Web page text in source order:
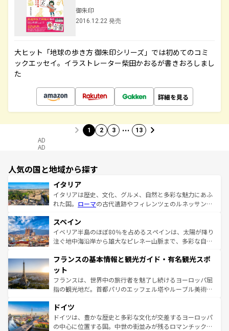
御朱印
2016.12.22 発売
大ヒット「地球の歩き方 御朱印シリーズ」では初めてのコミ
ックエッセイ。イラストレーター柴田かおるが書きおろしまし
た
詳細を見る
1 2 3 … 13
AD
AD
人気の国と地域から探す
イタリア
イタリアは歴史、文化、グルメ、自然と多彩な魅力にあふ
れた国。 ローマの古代遺跡やフィレンツェのルネッサンス
ろん、トスカーナの美しい田園風景やアマルフィ海岸の絶
景など、自然景観も見逃せない。観光の合間には、本場の
ピザやパスタなど、絶品のイタリア料理を堪能することも
ませてくれるイタリアで、忘れられない旅をしてみよう！
なお、新着のイタリア情報は
しい。
スペイン
イベリア半島のほぼ80％を占めるスペインは、太陽が降り
注ぐ地中海沿岸から雄大なピレネー山脈まで、多彩な自然
文化が根付くこの国では、情熱的なフラメンコ、熱気あふ
れる闘牛、そして美味しいタパスが生活の一部となってい
る。首都マドリードの洗練された雰囲気や、バルセロナの
アートに溢れた街角から、地方では古代ローマ遺跡や中世
せる。地方によって風土や気候が異なるスペインはその個
性で訪れる人を魅了する。 なお、新着のスペイン情報は コ
ンテンツ一覧を参照してほしい。
フランスの基本情報と観光ガイド・有名観光スポ
ット
フランスは、世界中の旅行者を魅了し続けるヨーロッパ屈
指の観光地だ。首都パリのエッフェル塔やルーブル美術館
で、幅広い魅力が詰まっている。華麗な宮殿、歴史的な大
聖堂、美しいビーチ、そして豊かな自然が、訪れる者を心
から魅了する。また、フランスは美食の国としても知ら
ドイツ
ドイツは、豊かな歴史と多彩な文化が交差するヨーロッパ
の中心に位置する国。中世の街並みが残るロマンチック街